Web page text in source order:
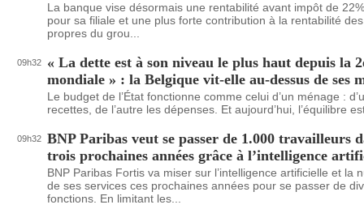
La banque vise désormais une rentabilité avant impôt de
pour sa filiale et une plus forte contribution à la rentabilité
propres du grou...
09h32
« La dette est à son niveau le plus haut depuis la
mondiale » : la Belgique vit-elle au-dessus de ses
Le budget de l’État fonctionne comme celui d’un ménage :
recettes, de l’autre les dépenses. Et aujourd’hui, l’équilibre
09h32 BNP Paribas veut se passer de 1.000 travailleurs
trois prochaines années grâce à l’intelligence
BNP Paribas Fortis va miser sur l’intelligence artificielle et la
de ses services ces prochaines années pour se passer de
fonctions. En limitant les...